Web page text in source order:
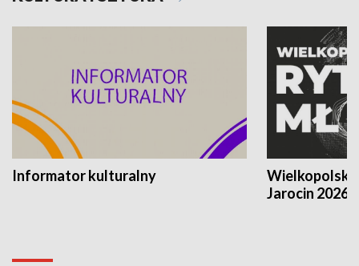
Informator kulturalny
Jarocin 2026